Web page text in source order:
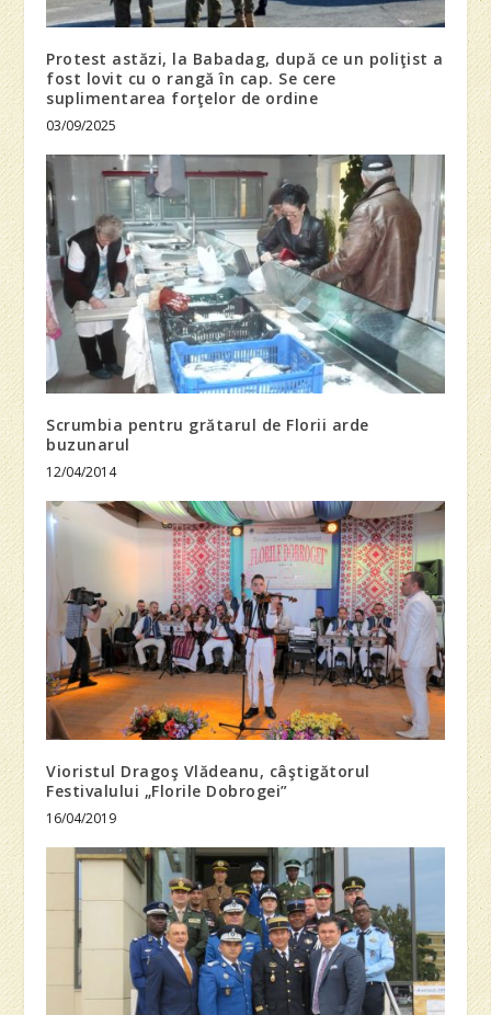
Protest astăzi, la Babadag, după ce un poliţist a
fost lovit cu o rangă în cap. Se cere
suplimentarea forţelor de ordine
03/09/2025
Scrumbia pentru grătarul de Florii arde
buzunarul
12/04/2014
Vioristul Dragoş Vlădeanu, câştigătorul
Festivalului „Florile Dobrogei”
16/04/2019